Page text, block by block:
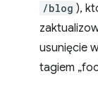
/blog ),
usunięcie
tagiem